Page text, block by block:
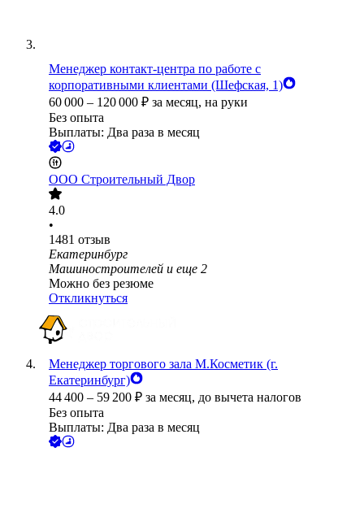
Менеджер контакт-центра по работе с
корпоративными клиентами (Шефская, 1)
60 000 – 120 000 ₽ за месяц, на руки
Без опыта
Выплаты: Два раза в месяц
ООО Строительный Двор
4.0
•
1481 отзыв
Екатеринбург
Машиностроителей и еще 2
Можно без резюме
Откликнуться
Менеджер торгового зала М.Косметик (г.
Екатеринбург)
44 400 – 59 200 ₽ за месяц, до вычета налогов
Без опыта
Выплаты: Два раза в месяц